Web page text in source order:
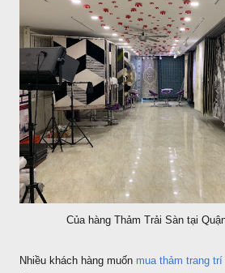
Của hàng Thảm Trải Sàn tại
Nhiều khách hàng muốn mua thảm trang trí